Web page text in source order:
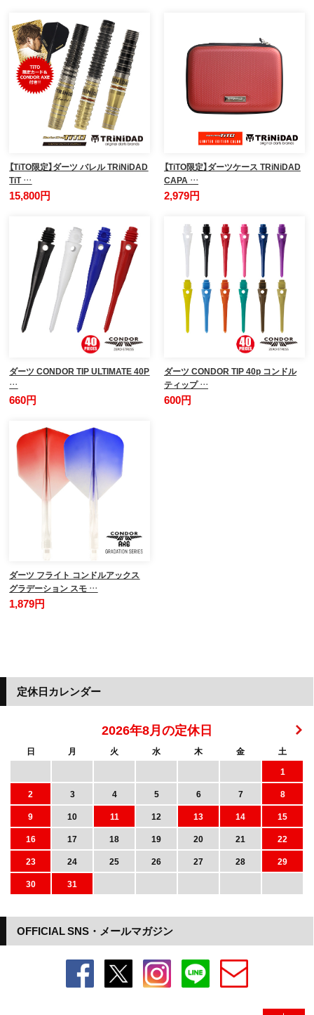
【TiTO限定】ダーツ バレル TRiNiDAD
TiT …
15,800円
【TiTO限定】ダーツケース TRiNiDAD
CAPA …
2,979円
ダーツ CONDOR TIP ULTIMATE 40P
…
660円
ダーツ CONDOR TIP 40p コンドル
ティップ …
600円
ダーツ フライト コンドルアックス
グラデーション スモ …
1,879円
OFFICIAL SNS・メールマガジン
定休日カレンダー
2026年8月の定休日
日 月 火 水 木 金
土
1
2
3 4 5 6 7
8
9
10 11 12 13 14
15
16
17 18 19 20 21
22
23
24 25 26 27 28
29
30
31